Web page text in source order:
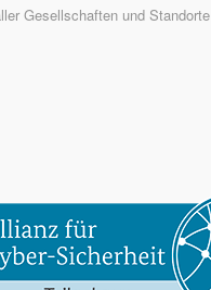
Gesellschaften und Standorte